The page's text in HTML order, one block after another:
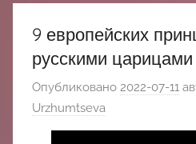
俄
罗
斯
ПЕКИНЕ
9 европейских
русскими царицами
Опубликовано 2022-07-11
Urzhumtseva